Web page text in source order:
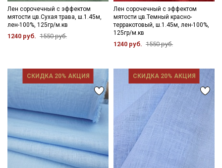
Лен сорочечный с эффектом
мятости цв.Сухая трава, ш.1.45м,
лен-100%, 125гр/м.кв
1240 руб. 1550 руб.
Лен сорочечный с эффектом
мятости цв.Темный красно-
терракотовый, ш.1.45м, лен-100%,
125гр/м.кв
1240 руб. 1550 руб.
СКИДКА 20% АКЦИЯ СКИДКА 20% АКЦИЯ